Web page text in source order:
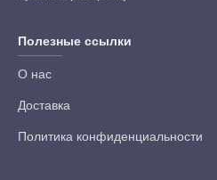
Полезные ссылки
О нас
Доставка
Политика конфиденциальности